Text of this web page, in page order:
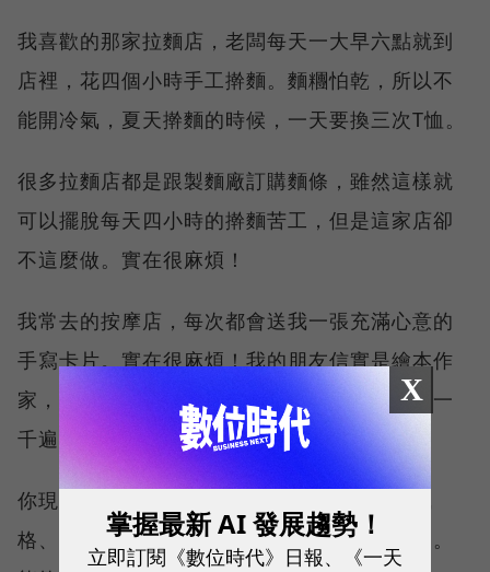
我喜歡的那家拉麵店，老闆每天一大早六點就到
店裡，花四個小時手工擀麵。麵糰怕乾，所以不
能開冷氣，夏天擀麵的時候，一天要換三次T恤。
很多拉麵店都是跟製麵廠訂購麵條，雖然這樣就
可以擺脫每天四小時的擀麵苦工，但是這家店卻
不這麼做。實在很麻煩！
我常去的按摩店，每次都會送我一張充滿心意的
手寫卡片。實在很麻煩！我的朋友信實是繪本作
家，在一部作品完成之前，會反覆閱讀、修改一
千遍以上。實在很麻煩！
你現在的工作越是麻煩，就越能夠展現你的風
格、吸引客人，因為這是其他公司無從模仿的。
X
掌握最新 AI 發展趨勢！
立即訂閱《數位時代》日報、《一天